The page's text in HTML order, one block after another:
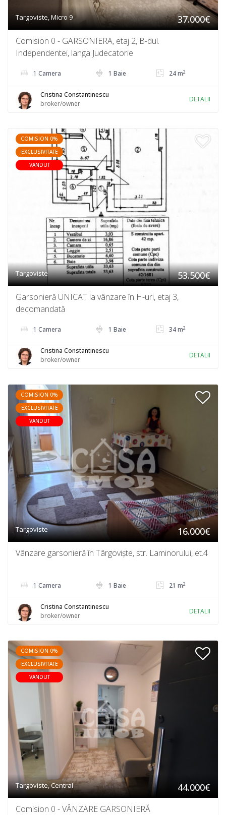
Targoviste, Micro 9 37.000€
Comision 0 - GARSONIERA, etaj 2, B-dul.
Independentei, langa Judecatorie
1 Camera 1 Baie 24 m2
Cristina Constantinescu
broker/owner
DETALII
COMISION 0%
EXCLUSIVITATE
VANDUT
Targoviste 53.500€
Garsonieră UNICAT la vânzare în H-uri, etaj 3,
decomandată
1 Camera 1 Baie 34 m2
Cristina Constantinescu
broker/owner
DETALII
COMISION 0%
EXCLUSIVITATE
VANDUT
Targoviste 16.000€
Vânzare garsonieră în Târgoviște, str. Laminorului, et.4
1 Camera 1 Baie 21 m2
Cristina Constantinescu
broker/owner
DETALII
COMISION 0%
EXCLUSIVITATE
VANDUT
Targoviste, Central 44.000€
Comision 0 - VÂNZARE GARSONIERĂ